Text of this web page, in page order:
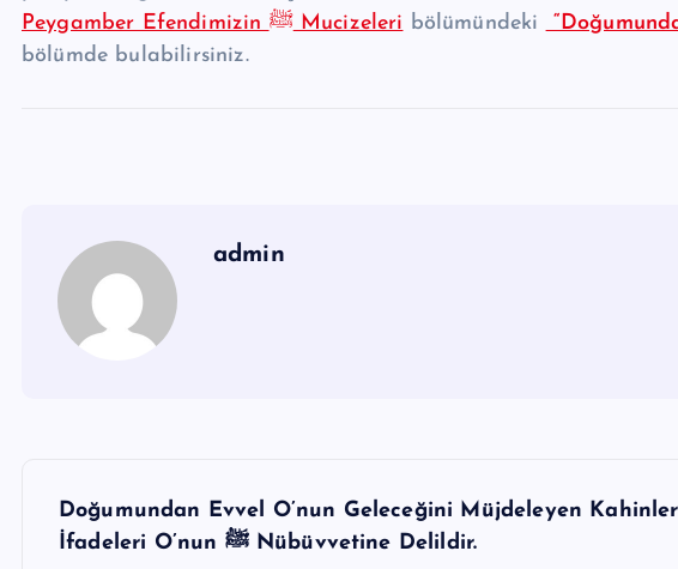
Peygamber Efendimizin ﷺ Mucizeleri bölümündeki
bölümde bulabilirsiniz.
admin
Doğumundan Evvel O’nun Geleceğini Müjdeleyen
İfadeleri O’nun ﷺ Nübüvvetine Delildir.